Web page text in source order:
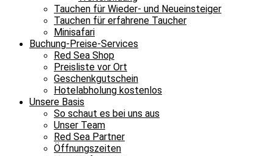
Tauchen für Wieder- und Neueinsteiger
Tauchen für erfahrene Taucher
Minisafari
Buchung-Preise-Services
Red Sea Shop
Preisliste vor Ort
Geschenkgutschein
Hotelabholung kostenlos
Unsere Basis
So schaut es bei uns aus
Unser Team
Red Sea Partner
Öffnungszeiten